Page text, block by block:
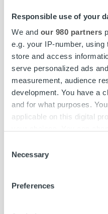
Responsible use of your
We and our 980 partners
e.g. your IP-number,
store and access
serve personalized ads
measurement, audience
development. You have a
and for what purposes.
applicable on this digital
the Privacy trigger icon.
Find out more about how
and set your preferences in
Selection
Necessary
Preferences
Lasku on iloinen asia. Kun
tai palvelusta rahansa,
yhteiskunta. Meidän
laskutuksesta
lasku välitetään meidän
000 yritystä luottaa
perustuu kykyymme
yhtenä joukkueena.
www.ropocapital.fi/